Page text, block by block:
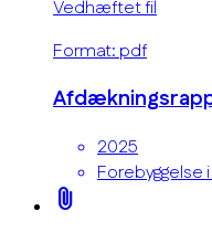
Vedhæftet fil
Format: pdf
2025
Forebyggelse
attach_file